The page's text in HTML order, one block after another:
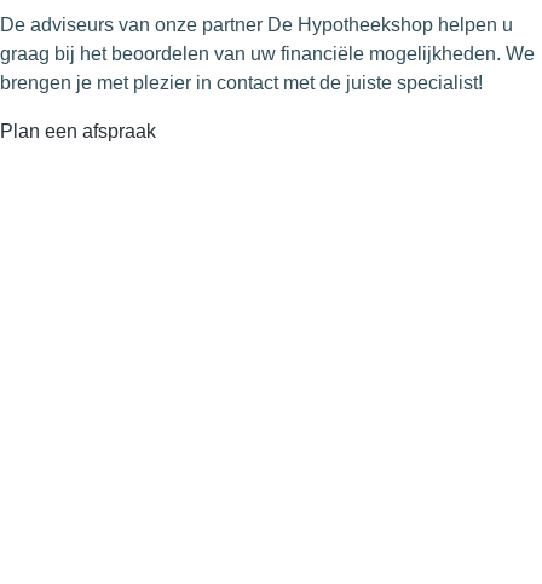
De adviseurs van onze partner De Hypotheekshop helpen u
graag bij het beoordelen van uw financiële mogelijkheden. We
brengen je met plezier in contact met de juiste specialist!
Plan een afspraak